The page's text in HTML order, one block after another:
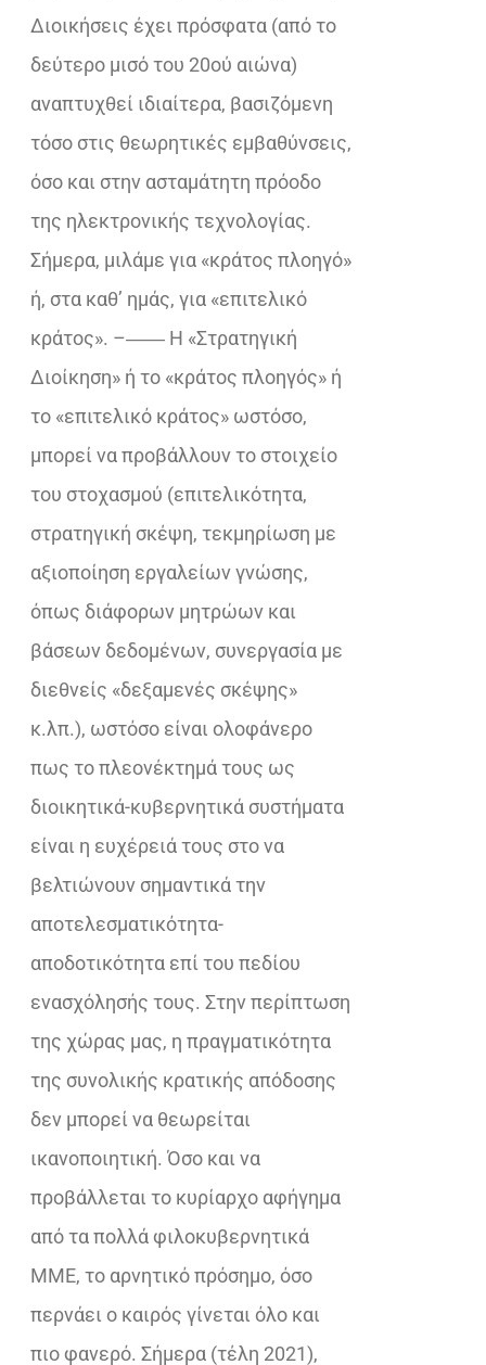
Διοικήσεις έχει πρόσφατα (από το
δεύτερο μισό του 20ού αιώνα)
αναπτυχθεί ιδιαίτερα, βασιζόμενη
τόσο στις θεωρητικές εμβαθύνσεις,
όσο και στην ασταμάτητη πρόοδο
της ηλεκτρονικής τεχνολογίας.
Σήμερα, μιλάμε για «κράτος πλοηγό»
ή, στα καθ’ ημάς, για «επιτελικό
κράτος». –―― Η «Στρατηγική
Διοίκηση» ή το «κράτος πλοηγός» ή
το «επιτελικό κράτος» ωστόσο,
μπορεί να προβάλλουν το στοιχείο
του στοχασμού (επιτελικότητα,
στρατηγική σκέψη, τεκμηρίωση με
αξιοποίηση εργαλείων γνώσης,
όπως διάφορων μητρώων και
βάσεων δεδομένων, συνεργασία με
διεθνείς «δεξαμενές σκέψης»
κ.λπ.), ωστόσο είναι ολοφάνερο
πως το πλεονέκτημά τους ως
διοικητικά-κυβερνητικά συστήματα
είναι η ευχέρειά τους στο να
βελτιώνουν σημαντικά την
αποτελεσματικότητα-
αποδοτικότητα επί του πεδίου
ενασχόλησής τους. Στην περίπτωση
της χώρας μας, η πραγματικότητα
της συνολικής κρατικής απόδοσης
δεν μπορεί να θεωρείται
ικανοποιητική. Όσο και να
προβάλλεται το κυρίαρχο αφήγημα
από τα πολλά φιλοκυβερνητικά
ΜΜΕ, το αρνητικό πρόσημο, όσο
περνάει ο καιρός γίνεται όλο και
πιο φανερό. Σήμερα (τέλη 2021),